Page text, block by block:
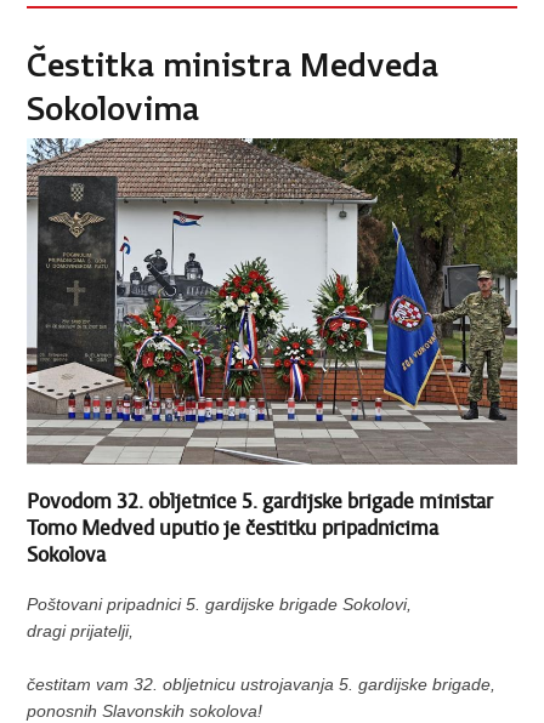
Čestitka ministra Medveda
Sokolovima
Povodom 32. obljetnice 5. gardijske brigade ministar
Tomo Medved uputio je čestitku pripadnicima
Sokolova
Poštovani pripadnici 5. gardijske brigade Sokolovi,
dragi prijatelji,
čestitam vam 32. obljetnicu ustrojavanja 5. gardijske brigade,
ponosnih Slavonskih sokolova!